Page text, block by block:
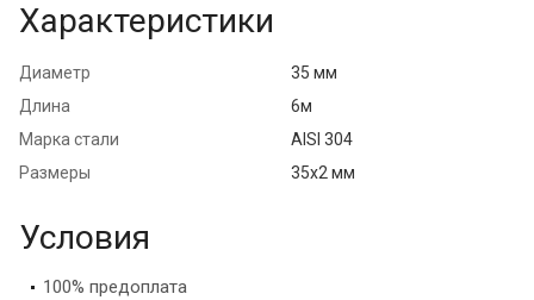
Характеристики
Диаметр
35 мм
Длина
6м
Марка стали
AISI 304
Размеры
35х2 мм
Условия
100% предоплата